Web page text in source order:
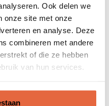
Ook delen we
onze site met onze
en analyse. Deze
combineren met andere
of die ze hebben
van hun services.